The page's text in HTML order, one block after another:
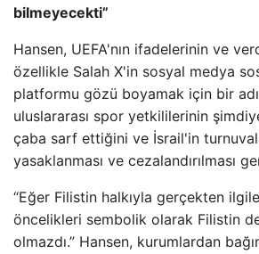
bilmeyecekti”
Hansen, UEFA'nın ifadelerinin ve
özellikle Salah X'in sosyal medya
platformu gözü boyamak için bir
uluslararası spor yetkililerinin
çaba sarf ettiğini ve İsrail'in
yasaklanması ve cezalandırılması
“Eğer Filistin halkıyla gerçekten
öncelikleri sembolik olarak Filistin
olmazdı.” Hansen, kurumlardan